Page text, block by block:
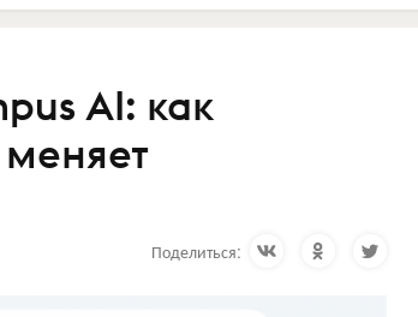
AI: как
меняет
Поделиться: